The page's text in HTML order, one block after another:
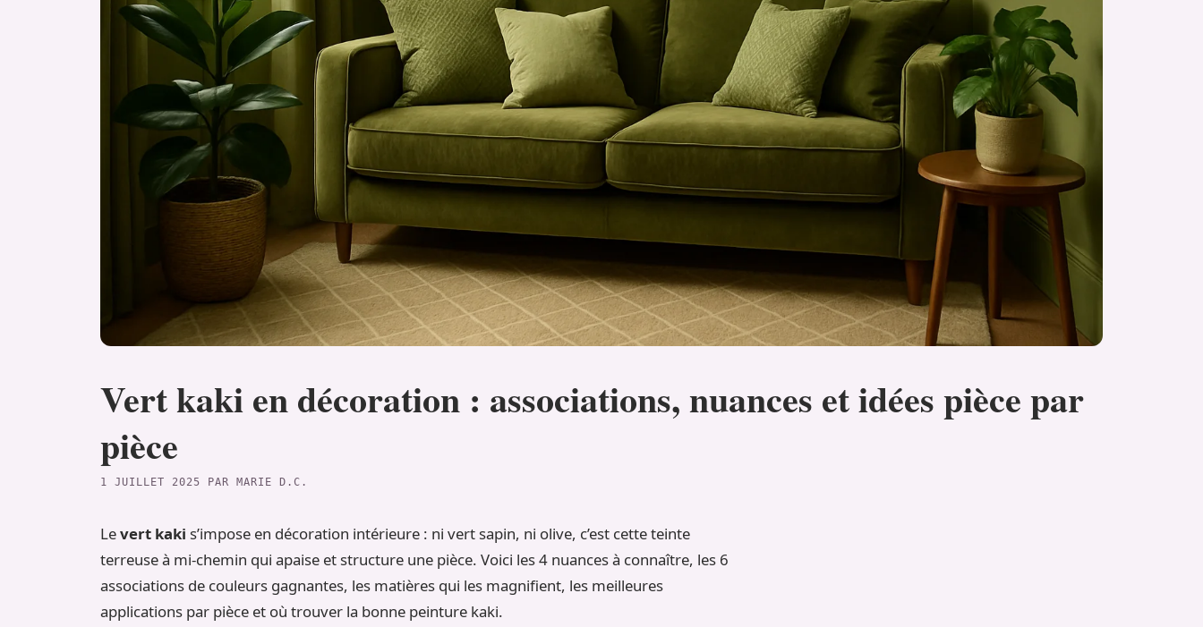
Vert kaki en décoration : associations, nuances et idées pièce par
pièce
1 JUILLET 2025 PAR MARIE D.C.
Levert kaki s’impose en décoration intérieure : ni vert sapin, ni olive, c’est cette teinte
terreuse à mi-chemin qui apaise et structure une pièce. Voici les 4 nuances à connaître, les 6
associations de couleurs gagnantes, les matières qui les magnifient, les meilleures
applications par pièce et où trouver la bonne peinture kaki.